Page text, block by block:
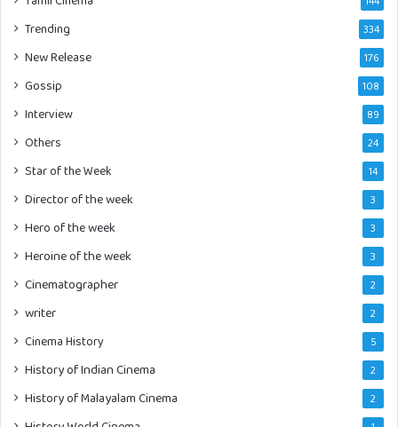
Trending 334
New Release 176
Gossip 108
Interview 89
Others 24
Star of the Week 14
Director of the week 3
Hero of the week 3
Heroine of the week 3
Cinematographer 2
writer 2
Cinema History 5
History of Indian Cinema 2
History of Malayalam Cinema 2